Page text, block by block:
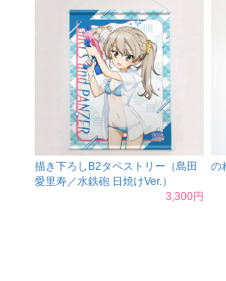
描き下ろしB2タペストリー（島田
愛里寿／水鉄砲 日焼けVer.）
3,300円
の